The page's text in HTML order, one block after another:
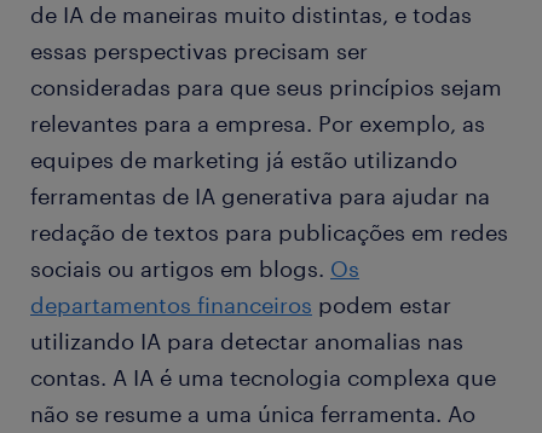
de IA de maneiras muito distintas, e todas
essas perspectivas precisam ser
consideradas para que seus princípios sejam
relevantes para a empresa. Por exemplo, as
equipes de marketing já estão utilizando
ferramentas de IA generativa para ajudar na
redação de textos para publicações em redes
sociais ou artigos em blogs. Os
departamentos financeiros podem estar
utilizando IA para detectar anomalias nas
contas. A IA é uma tecnologia complexa que
não se resume a uma única ferramenta. Ao